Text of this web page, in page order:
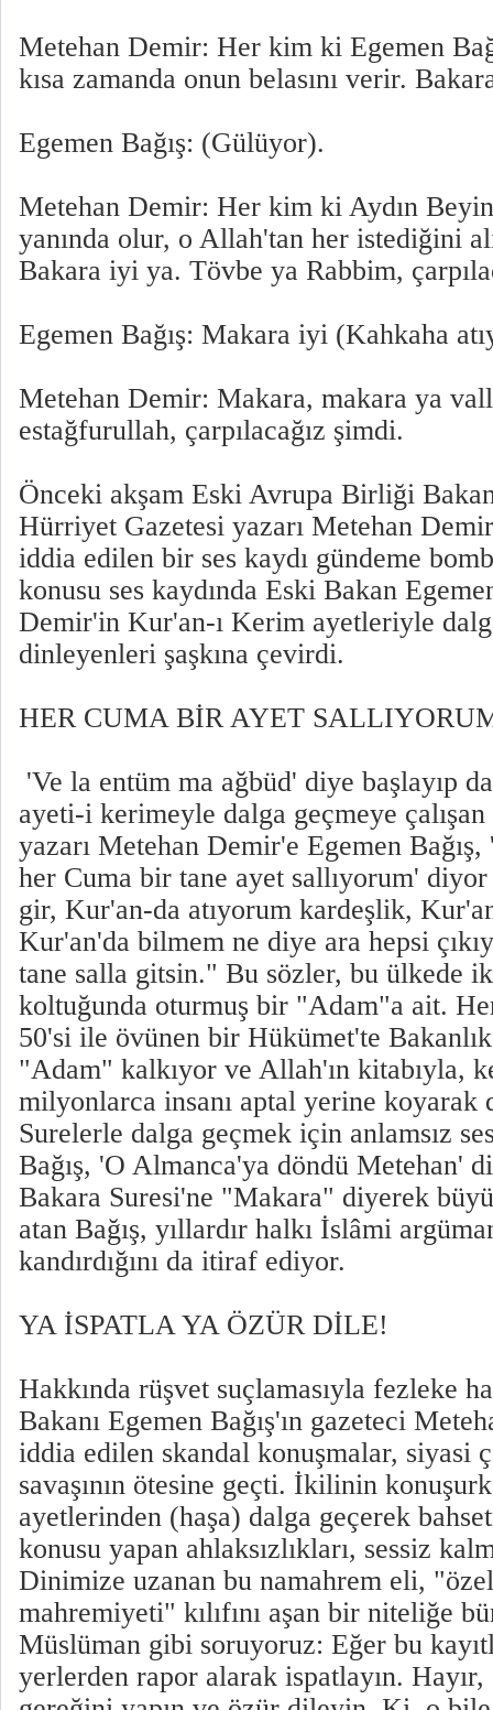
Metehan Demir: Her kim ki Egemen
kısa zamanda onun belasını verir.
Egemen Bağış: (Gülüyor).
Metehan Demir: Her kim ki Aydın
yanında olur, o Allah'tan her istediğini
Bakara iyi ya. Tövbe ya Rabbim,
Egemen Bağış: Makara iyi (Kahkaha
Metehan Demir: Makara, makara ya
estağfurullah, çarpılacağız şimdi.
Önceki akşam Eski Avrupa Birliği
Hürriyet Gazetesi yazarı Metehan
iddia edilen bir ses kaydı gündeme
konusu ses kaydında Eski Bakan
Demir'in Kur'an-ı Kerim ayetleriyle
dinleyenleri şaşkına çevirdi.
HER CUMA BİR AYET
'Ve la entüm ma ağbüd' diye başlayıp
ayeti-i kerimeyle dalga geçmeye
yazarı Metehan Demir'e Egemen
her Cuma bir tane ayet sallıyorum'
gir, Kur'an-da atıyorum kardeşlik,
Kur'an'da bilmem ne diye ara hepsi
tane salla gitsin." Bu sözler, bu ülkede
koltuğunda oturmuş bir "Adam"a ait.
50'si ile övünen bir Hükümet'te Bakanlık
"Adam" kalkıyor ve Allah'ın kitabıyla,
milyonlarca insanı aptal yerine koyarak
Surelerle dalga geçmek için anlamsız
Bağış, 'O Almanca'ya döndü Metehan'
Bakara Suresi'ne "Makara" diyerek
atan Bağış, yıllardır halkı İslâmi
kandırdığını da itiraf ediyor.
YA İSPATLA YA ÖZÜR DİLE!
Hakkında rüşvet suçlamasıyla fezleke
Bakanı Egemen Bağış'ın gazeteci
iddia edilen skandal konuşmalar, siyasi
savaşının ötesine geçti. İkilinin
ayetlerinden (haşa) dalga geçerek
konusu yapan ahlaksızlıkları, sessiz
Dinimize uzanan bu namahrem eli,
mahremiyeti" kılıfını aşan bir niteliğe
Müslüman gibi soruyoruz: Eğer bu
yerlerden rapor alarak ispatlayın.